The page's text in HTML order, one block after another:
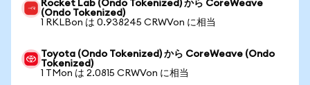
Rocket Lab (Ondo Tokenized) から CoreWeave
(Ondo Tokenized)
1 RKLBon は 0.938245 CRWVon に相当
Toyota (Ondo Tokenized) から CoreWeave (Ondo
Tokenized)
1 TMon は 2.0815 CRWVon に相当